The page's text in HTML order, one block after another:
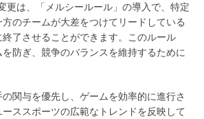
更は、「メルシールール」の導入で、特定
のチームが大差をつけてリードしている
了させることができます。このルール
防ぎ、競争のバランスを維持するために
関与を優先し、ゲームを効率的に進行さ
ススポーツの広範なトレンドを反映して